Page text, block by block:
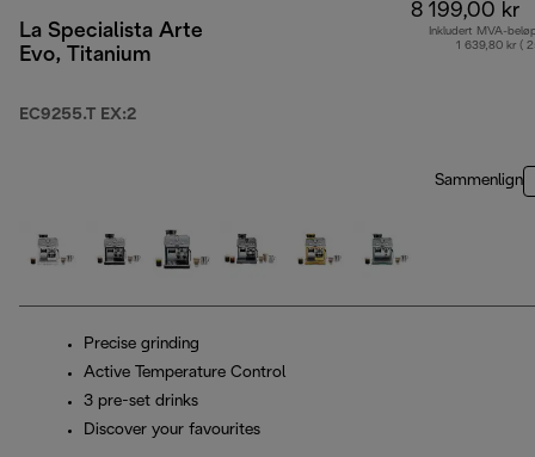
La Specialista Arte
Evo, Titanium
EC9255.T EX:2
8 199,00 kr
Inkludert MVA-
1 639,80 kr (
Sammenlign
Precise grinding
Active Temperature Control
3 pre-set drinks
Discover your favourites